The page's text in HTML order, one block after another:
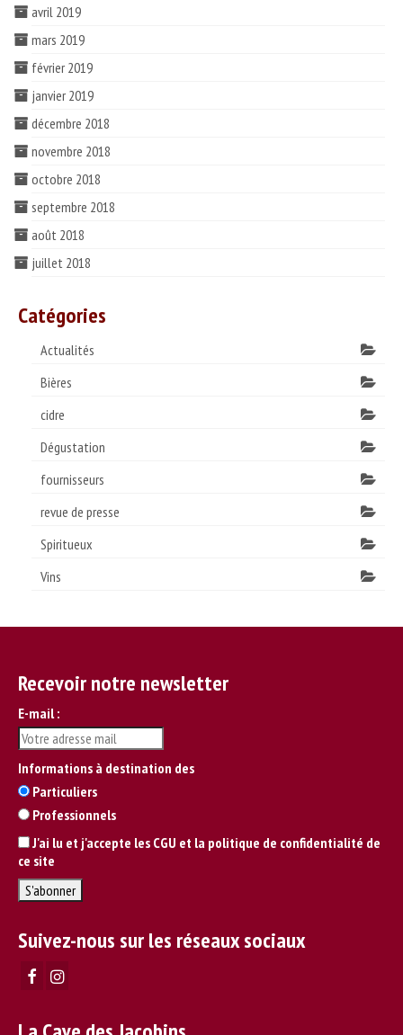
avril 2019
mars 2019
février 2019
janvier 2019
décembre 2018
novembre 2018
octobre 2018
septembre 2018
août 2018
juillet 2018
Catégories
Actualités
Bières
cidre
Dégustation
fournisseurs
revue de presse
Spiritueux
Vins
Recevoir notre newsletter
E-mail :
Informations à destination des
Particuliers
Professionnels
J'ai lu et j'accepte les CGU et la politique de confidentialité de
ce site
Suivez-nous sur les réseaux sociaux